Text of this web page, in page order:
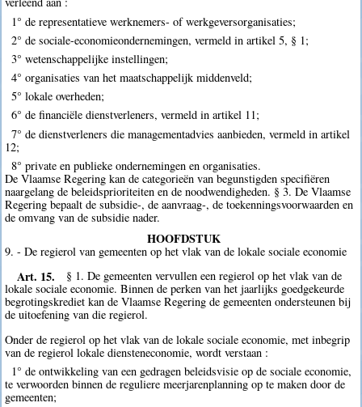
1° de representatieve werknemers- of werkgeversorganisaties;
2° de sociale-economieondernemingen, vermeld in artikel 5, § 1;
3° wetenschappelijke instellingen;
4° organisaties van het maatschappelijk middenveld;
5° lokale overheden;
6° de financiële dienstverleners, vermeld in artikel 11;
7° de dienstverleners die managementadvies aanbieden, vermeld in artikel
12;
8° private en publieke ondernemingen en organisaties.
De Vlaamse Regering kan de categorieën van begunstigden specifiëren
naargelang de beleidsprioriteiten en de noodwendigheden. § 3. De Vlaamse
Regering bepaalt de subsidie-, de aanvraag-, de toekenningsvoorwaarden en
de omvang van de subsidie nader.
HOOFDSTUK
9. - De regierol van gemeenten op het vlak van de lokale sociale economie
Art. 15.
§ 1. De gemeenten vervullen een regierol op het vlak van de
lokale sociale economie. Binnen de perken van het jaarlijks goedgekeurde
begrotingskrediet kan de Vlaamse Regering de gemeenten ondersteunen bij
de uitoefening van die regierol.
Onder de regierol op het vlak van de lokale sociale economie, met inbegrip
van de regierol lokale diensteneconomie, wordt verstaan :
1° de ontwikkeling van een gedragen beleidsvisie op de sociale economie,
te verwoorden binnen de reguliere meerjarenplanning op te maken door de
gemeenten;